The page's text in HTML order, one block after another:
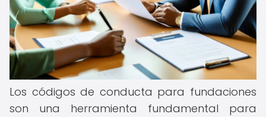
Los códigos de conducta para fundaciones
son una herramienta fundamental para